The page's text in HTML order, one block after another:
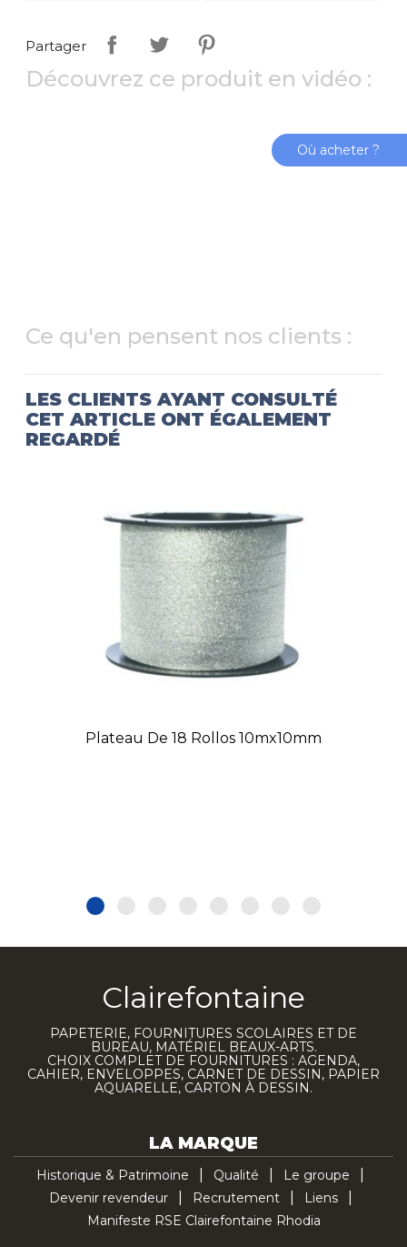
Partager
Découvrez ce produit en vidéo :
Ce qu'en pensent nos clients :
LES CLIENTS AYANT CONSULTÉ
CET ARTICLE ONT ÉGALEMENT
REGARDÉ
Plateau De 18 Rollos 10mx10mm
Clairefontaine
PAPETERIE, FOURNITURES SCOLAIRES ET DE
BUREAU, MATÉRIEL BEAUX-ARTS.
CHOIX COMPLET DE FOURNITURES : AGENDA,
CAHIER, ENVELOPPES, CARNET DE DESSIN, PAPIER
AQUARELLE, CARTON À DESSIN.
LA MARQUE
Historique & Patrimoine Qualité
Le groupe
Devenir revendeur
Recrutement
Liens
Manifeste RSE Clairefontaine Rhodia
Où acheter ?